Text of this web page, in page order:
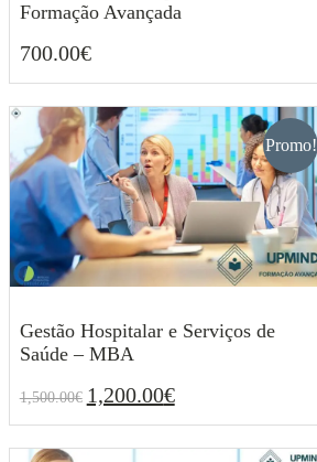
Formação Avançada
700.00€
Promo!
Gestão Hospitalar e Serviços de
Saúde – MBA
1,500.00€ O
preço
original
era:
1,200.00€O
preço
atual
é:
1,500.00€ 1,200.00